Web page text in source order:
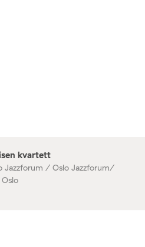
kvartett
Jazzforum / Oslo Jazzforum/